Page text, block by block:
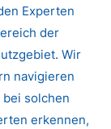
Experten
der
Wir
navigieren
solchen
erkennen,